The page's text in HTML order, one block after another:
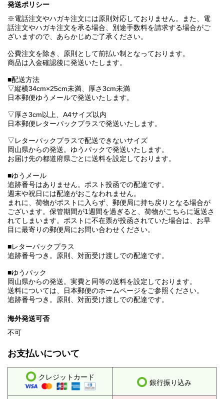
発送ポリシー
※電話注文やハガキ注文には原則対応しておりません。また、電
話注文やハガキ注文を承る場合、別途手数料を請求する場合がご
ざいますので、あらかじめご了承ください。
公費注文を除き、原則として前払い制となっております。
商品は入金確認後に発送いたします。
■配送方法
▽縦横34cm×25cm未満、厚さ3cm未満
日本郵便ゆうメールで発送いたします。
▽厚さ3cm以上、A4サイズ以内
日本郵便レターパックプラスで発送いたします。
▽レターパックプラスで配送できないサイズ
岡山県からの発送。ゆうパックで発送いたします。
お届け先の都道府県ごとに送料を設定しております。
■ゆうメール
追跡番号はありません。ポスト投函での配達です。
週末や祝日には配達がおこなわれません。
まれに、荷物がポストに入らず、郵便局に持ち戻りとなる場合が
ございます。保管期間が1週間を過ぎると、荷物がこちらに返送さ
れてしまいます。ポストに不在票が投函されていた場合は、お早
目に最寄りの郵便局にお問い合わせください。
■レターパックプラス
追跡番号つき。原則、対面受け渡しでの配達です。
■ゆうパック
岡山県からの発送。実費と同等の送料を設定しております。
送料については、日本郵便のホームページをご参照ください。
追跡番号つき。原則、対面受け渡しでの配達です。
海外発送可否
不可
お支払いについて
クレジットカード
銀行振り込み